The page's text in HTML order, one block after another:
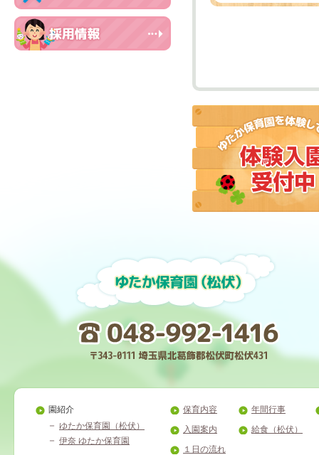
園紹介
ゆたか保育園（松伏）
伊奈 ゆたか保育園
保育内容
入園案内
１日の流れ
年間行事
給食（松伏）